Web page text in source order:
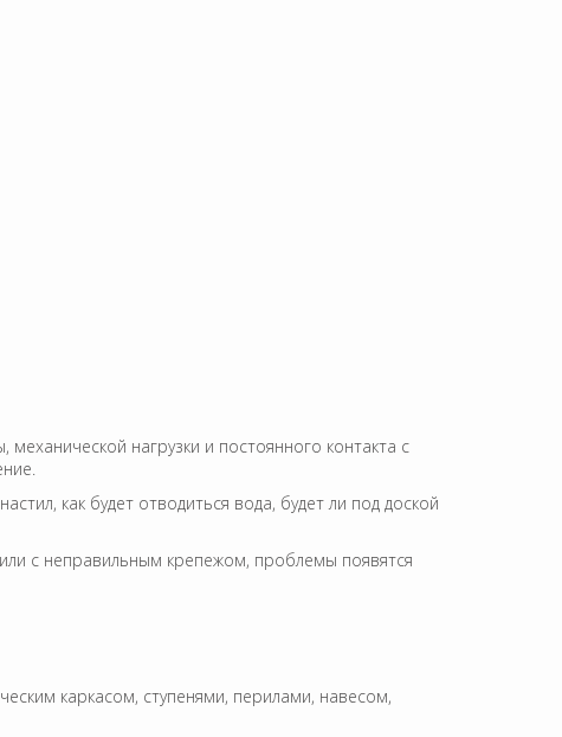
нагрузки и постоянного контакта с
как будет отводиться вода, будет ли под доской
с неправильным крепежом, проблемы появятся
каркасом, ступенями, перилами, навесом,